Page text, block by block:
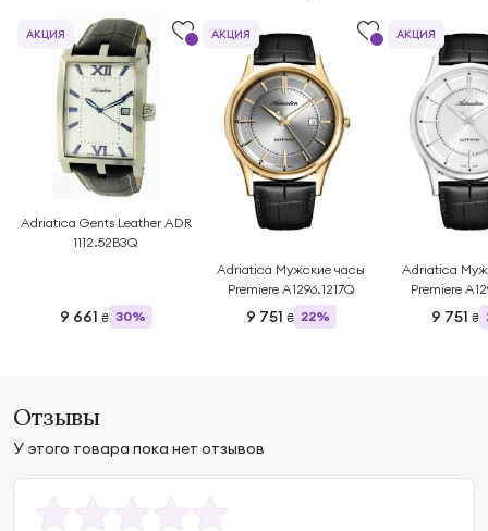
Adriatica Gents Leather ADR
1112.52B3Q
9 661 ₴ 30%
АКЦИЯ
Adriatica Мужские часы
Premiere A1296.1217Q
9 751 ₴ 22%
АКЦИЯ
Adriatica
Premiere
9 751 ₴
АКЦИЯ
Отзывы
У этого товара пока нет отзывов